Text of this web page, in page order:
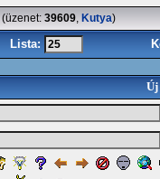
(üzenet: 39609, Kutya)
Lista:
Új